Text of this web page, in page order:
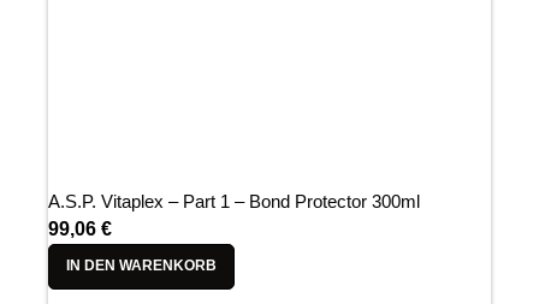
A.S.P. Vitaplex – Part 1 – Bond Protector 300ml
99,06 €
IN DEN WARENKORB